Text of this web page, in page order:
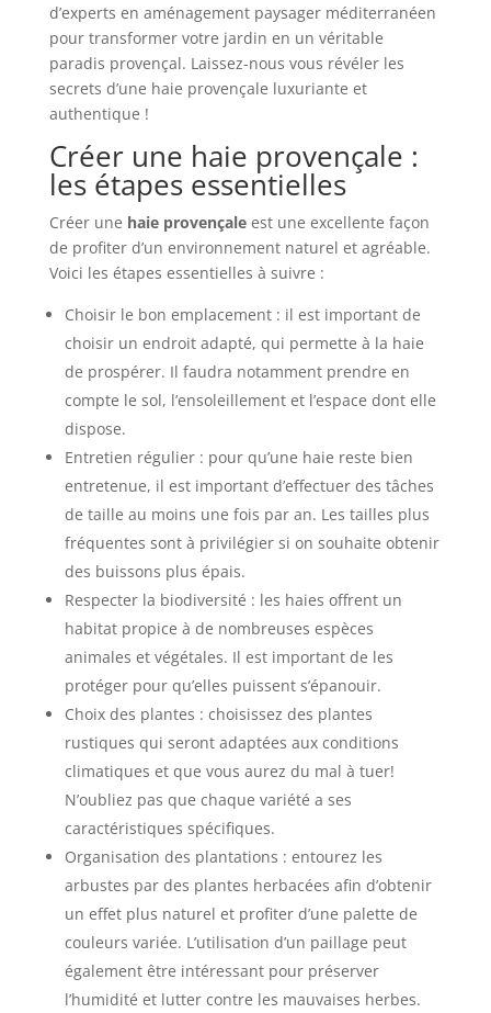
d’experts en aménagement paysager méditerranéen
pour transformer votre jardin en un véritable
paradis provençal. Laissez-nous vous révéler les
secrets d’une haie provençale luxuriante et
authentique !
Créer une haie provençale :
les étapes essentielles
Créer une haie provençaleest une excellente façon
de profiter d’un environnement naturel et agréable.
Voici les étapes essentielles à suivre :
Choisir le bon emplacement : il est important de
choisir un endroit adapté, qui permette à la haie
de prospérer. Il faudra notamment prendre en
compte le sol, l’ensoleillement et l’espace dont elle
dispose.
Entretien régulier : pour qu’une haie reste bien
entretenue, il est important d’effectuer des tâches
de taille au moins une fois par an. Les tailles plus
fréquentes sont à privilégier si on souhaite obtenir
des buissons plus épais.
Respecter la biodiversité : les haies offrent un
habitat propice à de nombreuses espèces
animales et végétales. Il est important de les
protéger pour qu’elles puissent s’épanouir.
Choix des plantes : choisissez des plantes
rustiques qui seront adaptées aux conditions
climatiques et que vous aurez du mal à tuer!
N’oubliez pas que chaque variété a ses
caractéristiques spécifiques.
Organisation des plantations : entourez les
arbustes par des plantes herbacées afin d’obtenir
un effet plus naturel et profiter d’une palette de
couleurs variée. L’utilisation d’un paillage peut
également être intéressant pour préserver
l’humidité et lutter contre les mauvaises herbes.